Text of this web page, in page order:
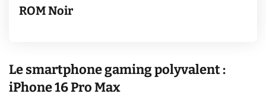
ROM Noir
Le smartphone gaming polyvalent :
iPhone 16 Pro Max